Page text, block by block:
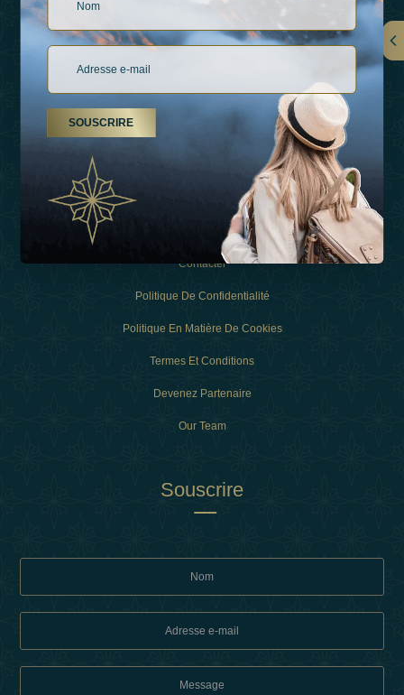
LIENS
À Propos De Nous
Types De Vacances
Contacter
Politique De Confidentialité
Politique En Matière De Cookies
Termes Et Conditions
Devenez Partenaire
Our Team
Souscrire
SOUSCRIRE